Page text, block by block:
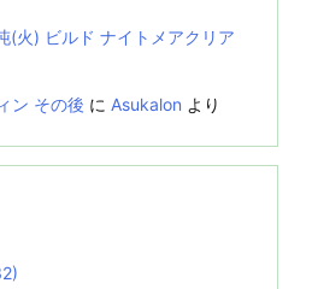
(火) ビルド ナイトメアクリア
ン その後 に Asukalon より